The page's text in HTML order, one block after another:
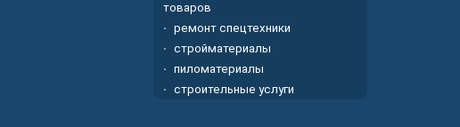
товаров
ремонт спецтехники
стройматериалы
пиломатериалы
строительные услуги